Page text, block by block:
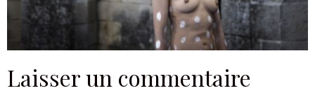
Laisser un commentaire